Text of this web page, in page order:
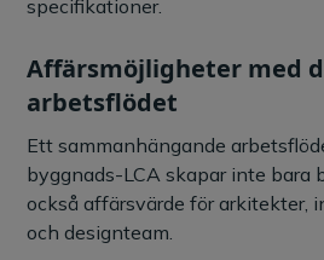
specifikationer.
Affärsmöjligheter med
arbetsflödet
Ett sammanhängande
byggnads-LCA skapar inte bara
också affärsvärde för arkitekter,
och designteam.